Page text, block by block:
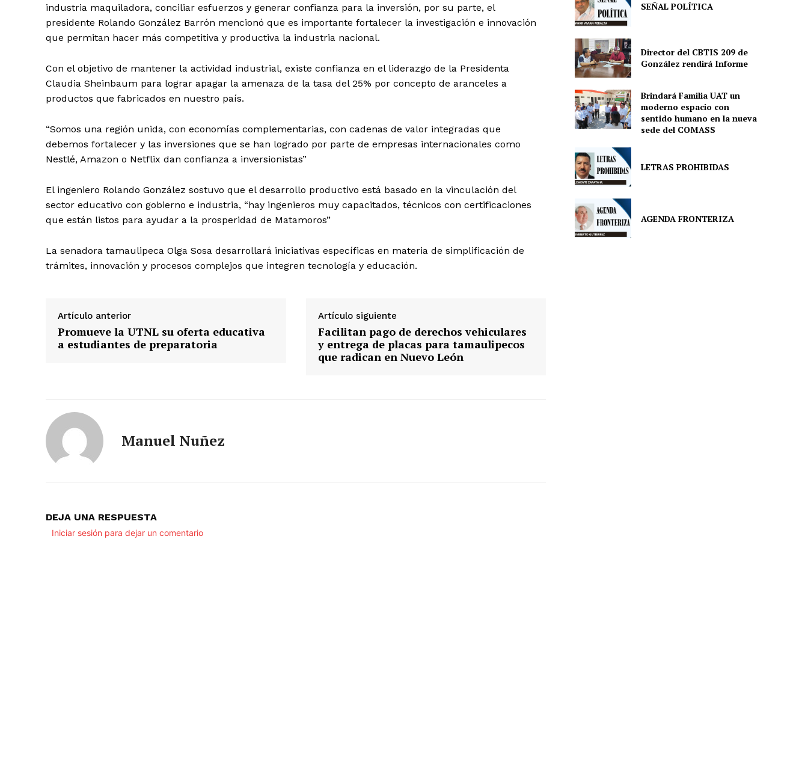
industria maquiladora, conciliar esfuerzos y generar confianza para la inversión, por su parte, el
presidente Rolando González Barrón mencionó que es importante fortalecer la investigación e innovación
que permitan hacer más competitiva y productiva la industria nacional.
Con el objetivo de mantener la actividad industrial, existe confianza en el liderazgo de la Presidenta
Claudia Sheinbaum para lograr apagar la amenaza de la tasa del 25% por concepto de aranceles a
productos que fabricados en nuestro país.
“Somos una región unida, con economías complementarias, con cadenas de valor integradas que
debemos fortalecer y las inversiones que se han logrado por parte de empresas internacionales como
Nestlé, Amazon o Netflix dan confianza a inversionistas”
El ingeniero Rolando González sostuvo que el desarrollo productivo está basado en la vinculación del
sector educativo con gobierno e industria, “hay ingenieros muy capacitados, técnicos con certificaciones
que están listos para ayudar a la prosperidad de Matamoros”
La senadora tamaulipeca Olga Sosa desarrollará iniciativas específicas en materia de simplificación de
trámites, innovación y procesos complejos que integren tecnología y educación.
Artículo anterior
Promueve la UTNL su oferta educativa
a estudiantes de preparatoria
Artículo siguiente
Facilitan pago de derechos vehiculares
y entrega de placas para tamaulipecos
que radican en Nuevo León
Manuel Nuñez
DEJA UNA RESPUESTA
Iniciar sesión para dejar un comentario
SEÑAL POLÍTICA
Director del CBTIS 209 de
González rendirá Informe
Brindará Familia UAT un
moderno espacio con
sentido humano en la nueva
sede del COMASS
LETRAS PROHIBIDAS
AGENDA FRONTERIZA